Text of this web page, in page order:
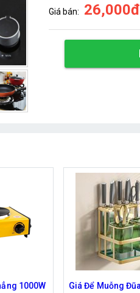
Giá bán: 26,000đ
Giá Để Muỗng Đũa Dao Nhà